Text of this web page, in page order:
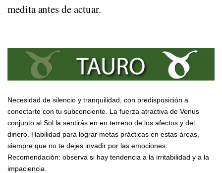
medita antes de actuar.
Necesidad de silencio y tranquilidad, con predisposición a
conectarte con tu subconciente. La fuerza atractiva de Venus
conjunto al Sol la sentirás en en terreno de los afectos y del
dinero. Habilidad para lograr metas prácticas en estas áreas,
siempre que no te dejes invadir por las emociones.
Recomendación: observa si hay tendencia a la irritabilidad y a la
impaciencia.